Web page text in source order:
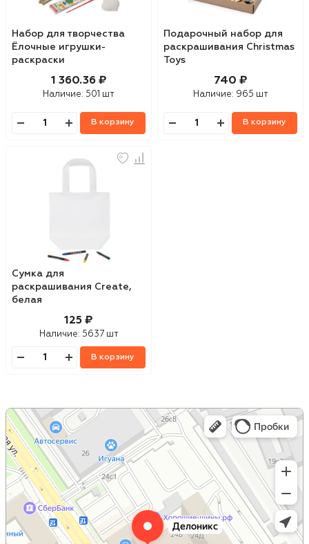
Набор для творчества
Ёлочные игрушки-
раскраски
1 360.36 ₽
Наличие: 501 шт
В корзину
Подарочный набор для
раскрашивания Christmas
Toys
740 ₽
Наличие: 965 шт
В корзину
Сумка для
раскрашивания Create,
белая
125 ₽
Наличие: 5637 шт
В корзину